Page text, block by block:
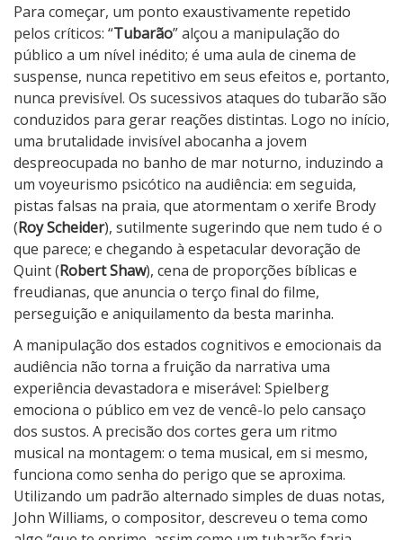
Para começar, um ponto exaustivamente repetido
pelos críticos: “Tubarão” alçou a manipulação do
público a um nível inédito; é uma aula de cinema de
suspense, nunca repetitivo em seus efeitos e, portanto,
nunca previsível. Os sucessivos ataques do tubarão são
conduzidos para gerar reações distintas. Logo no início,
uma brutalidade invisível abocanha a jovem
despreocupada no banho de mar noturno, induzindo a
um voyeurismo psicótico na audiência: em seguida,
pistas falsas na praia, que atormentam o xerife Brody
(Roy Scheider), sutilmente sugerindo que nem tudo é o
que parece; e chegando à espetacular devoração de
Quint (Robert Shaw), cena de proporções bíblicas e
freudianas, que anuncia o terço final do filme,
perseguição e aniquilamento da besta marinha.
A manipulação dos estados cognitivos e emocionais da
audiência não torna a fruição da narrativa uma
experiência devastadora e miserável: Spielberg
emociona o público em vez de vencê-lo pelo cansaço
dos sustos. A precisão dos cortes gera um ritmo
musical na montagem: o tema musical, em si mesmo,
funciona como senha do perigo que se aproxima.
Utilizando um padrão alternado simples de duas notas,
John Williams, o compositor, descreveu o tema como